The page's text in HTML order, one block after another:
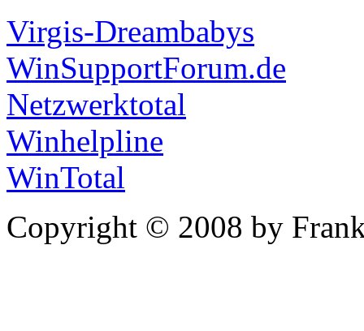
Virgis-Dreambabys
WinSupportForum.de
Netzwerktotal
Winhelpline
WinTotal
Copyright © 2008 by